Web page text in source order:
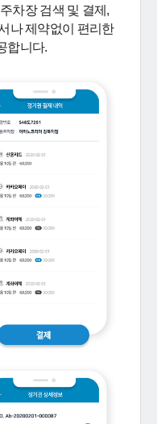
차장 검색 및 결제,
나 제약없이 편리한
합니다.